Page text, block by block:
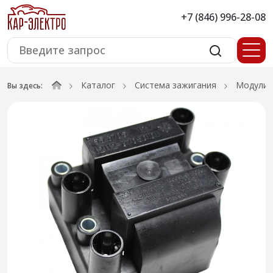
+7 (846) 996-28-08
Вы здесь: Каталог Система зажигания Модули